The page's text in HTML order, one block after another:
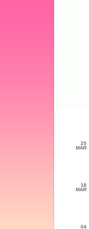
25
MAR
18
MAR
04